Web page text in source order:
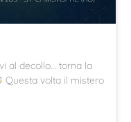
al decollo… torna la
Questa volta il mistero